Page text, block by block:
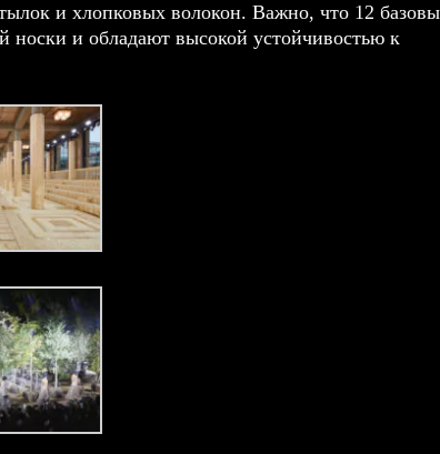
и хлопковых волокон. Важно, что 12
носки и обладают высокой устойчивостью к